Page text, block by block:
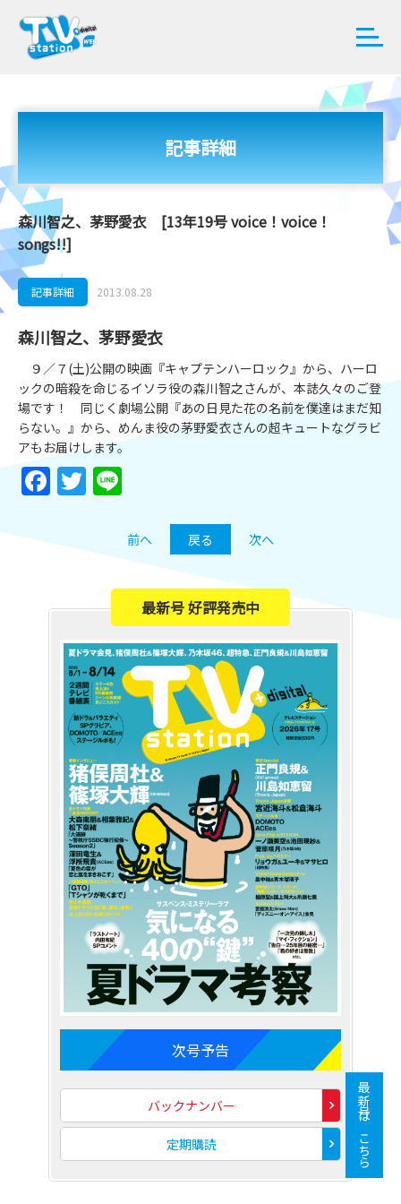
記事詳細
森川智之、茅野愛衣 [13年19号 voice！voice！
songs!!]
記事詳細 2013.08.28
森川智之、茅野愛衣
９／７(土)公開の映画『キャプテンハーロック』から、ハーロ
ックの暗殺を命じるイソラ役の森川智之さんが、本誌久々のご登
場です！ 同じく劇場公開『あの日見た花の名前を僕達はまだ知
らない。』から、めんま役の茅野愛衣さんの超キュートなグラビ
アもお届けします。
Facebook
Twitter
前へ 戻る 次へ
最新号 好評発売中
次号予告
バックナンバー
定期購読 最新号はこちら